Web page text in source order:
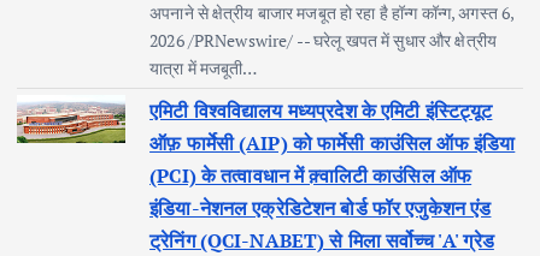
अपनाने से क्षेत्रीय बाजार मजबूत हो रहा है हॉन्ग कॉन्ग, अगस्त 6,
2026 /PRNewswire/ -- घरेलू खपत में सुधार और क्षेत्रीय
यात्रा में मजबूती…
एमिटी विश्वविद्यालय मध्यप्रदेश के एमिटी इंस्टिट्यूट
ऑफ़ फार्मेसी (AIP) को फार्मेसी काउंसिल ऑफ इंडिया
(PCI) के तत्वावधान में क़्वालिटी काउंसिल ऑफ
इंडिया-नेशनल एक्रेडिटेशन बोर्ड फॉर एजुकेशन एंड
ट्रेनिंग (QCI-NABET) से मिला सर्वोच्च 'A' ग्रेड